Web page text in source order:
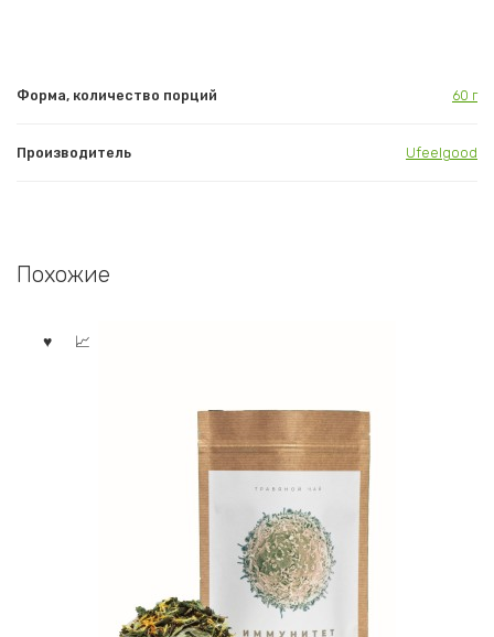
Форма, количество порций 60 г
Производитель Ufeelgood
Похожие